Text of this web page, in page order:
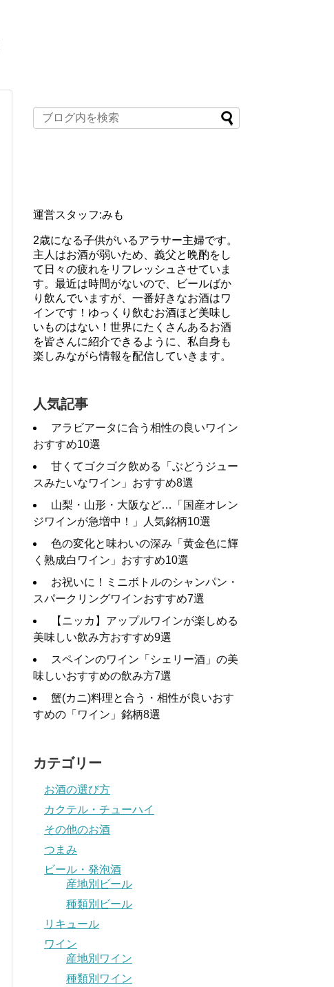
運営スタッフ:みも
2歳になる子供がいるアラサー主婦です。
主人はお酒が弱いため、義父と晩酌をし
て日々の疲れをリフレッシュさせていま
す。最近は時間がないので、ビールばか
り飲んでいますが、一番好きなお酒はワ
インです！ゆっくり飲むお酒ほど美味し
いものはない！世界にたくさんあるお酒
を皆さんに紹介できるように、私自身も
楽しみながら情報を配信していきます。
人気記事
アラビアータに合う相性の良いワイン
おすすめ10選
甘くてゴクゴク飲める「ぶどうジュー
スみたいなワイン」おすすめ8選
山梨・山形・大阪など…「国産オレン
ジワインが急増中！」人気銘柄10選
色の変化と味わいの深み「黄金色に輝
く熟成白ワイン」おすすめ10選
お祝いに！ミニボトルのシャンパン・
スパークリングワインおすすめ7選
【ニッカ】アップルワインが楽しめる
美味しい飲み方おすすめ9選
スペインのワイン「シェリー酒」の美
味しいおすすめの飲み方7選
蟹(カニ)料理と合う・相性が良いおす
すめの「ワイン」銘柄8選
カテゴリー
お酒の選び方
カクテル・チューハイ
その他のお酒
つまみ
ビール・発泡酒
産地別ビール
種類別ビール
リキュール
ワイン
産地別ワイン
種類別ワイン